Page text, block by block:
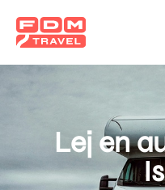
Lej en